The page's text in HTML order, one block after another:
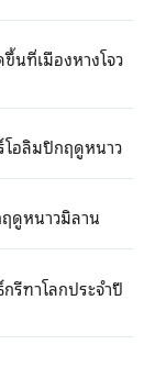
นที่เมืองหางโจว
โอลิมปิกฤดูหนาว
ดูหนาวมิลาน
รีฑาโลกประจำปี